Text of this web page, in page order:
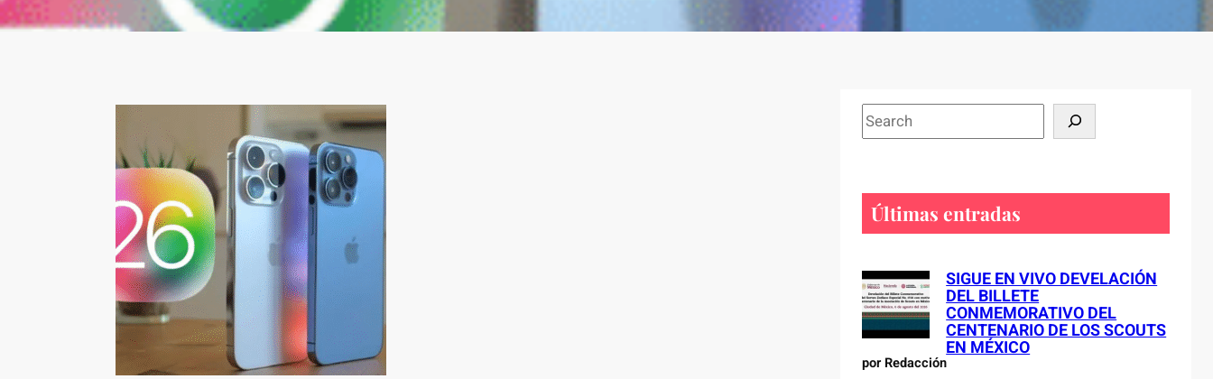
S
e
h
Últimas entradas
SIGUE EN VIVO DEVELACIÓN
DEL BILLETE
CONMEMORATIVO DEL
CENTENARIO DE LOS SCOUTS
EN MÉXICO
por Redacción